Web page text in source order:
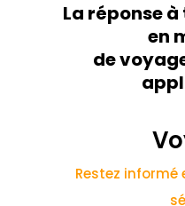
La réponse
en
de
Restez